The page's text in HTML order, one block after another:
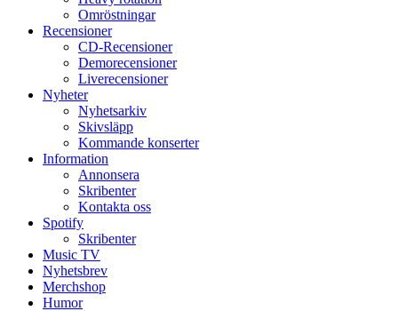
Omröstningar
Recensioner
CD-Recensioner
Demorecensioner
Liverecensioner
Nyheter
Nyhetsarkiv
Skivsläpp
Kommande konserter
Information
Annonsera
Skribenter
Kontakta oss
Spotify
Skribenter
Music TV
Nyhetsbrev
Merchshop
Humor